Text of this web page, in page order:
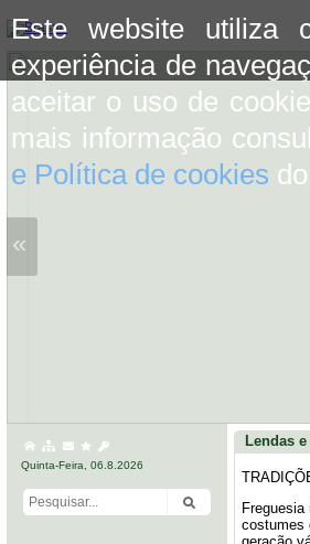
Este website utiliza
experiência de
aceitar o uso de
mais informação
e Política de cookies
«
Quinta-Feira, 06.8.2026
Lendas
costumes